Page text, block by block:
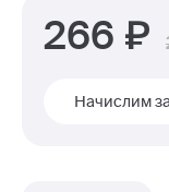
266
Начислим